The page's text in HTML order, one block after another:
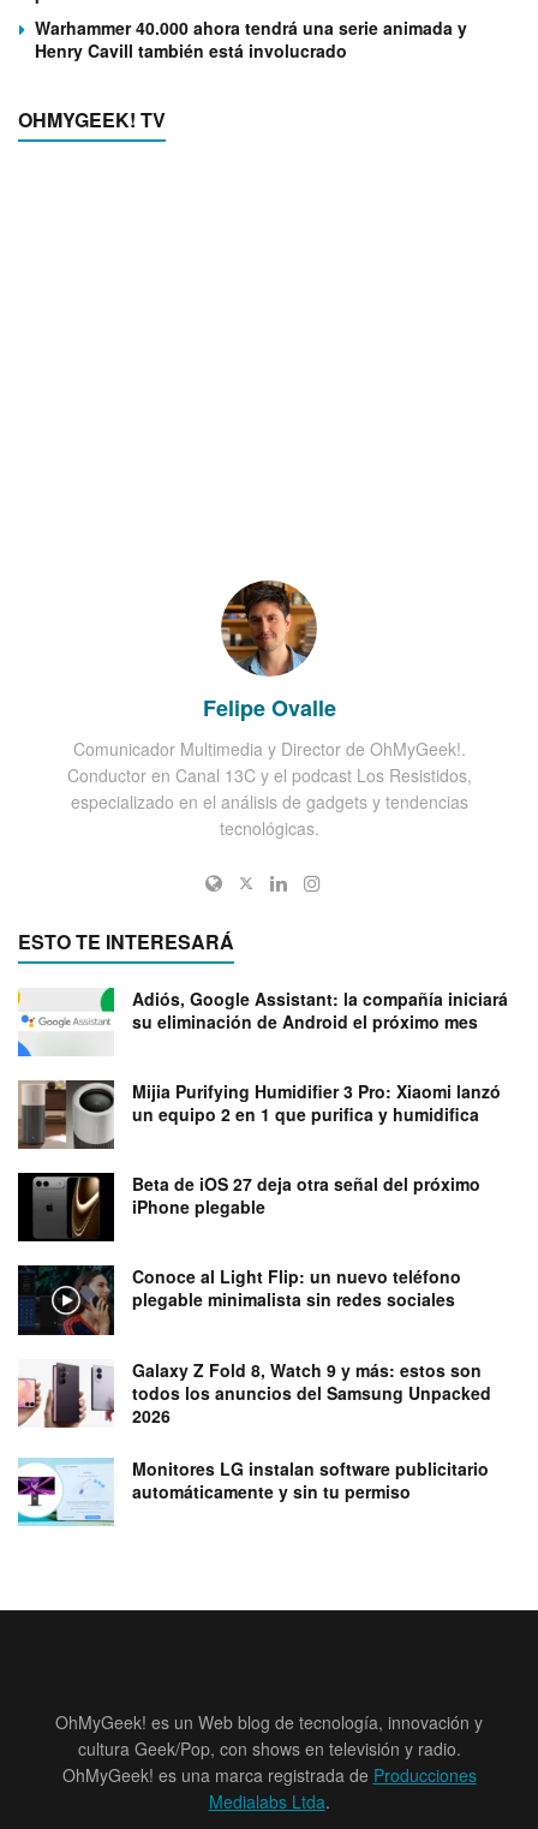
Warhammer 40.000 ahora tendrá una serie animada y
Henry Cavill también está involucrado
OHMYGEEK! TV
Felipe Ovalle
Comunicador Multimedia y Director de OhMyGeek!.
Conductor en Canal 13C y el podcast Los Resistidos,
especializado en el análisis de gadgets y tendencias
tecnológicas.
ESTO TE INTERESARÁ
Adiós, Google Assistant: la compañía iniciará
su eliminación de Android el próximo mes
Mijia Purifying Humidifier 3 Pro: Xiaomi lanzó
un equipo 2 en 1 que purifica y humidifica
Beta de iOS 27 deja otra señal del próximo
iPhone plegable
Conoce al Light Flip: un nuevo teléfono
plegable minimalista sin redes sociales
Galaxy Z Fold 8, Watch 9 y más: estos son
todos los anuncios del Samsung Unpacked
2026
Monitores LG instalan software publicitario
automáticamente y sin tu permiso
OhMyGeek! es un Web blog de tecnología, innovación y
cultura Geek/Pop, con shows en televisión y radio.
OhMyGeek! es una marca registrada de Producciones
Medialabs Ltda.